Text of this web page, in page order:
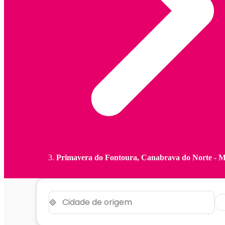
Primavera do Fontoura, Canabrava do Norte -